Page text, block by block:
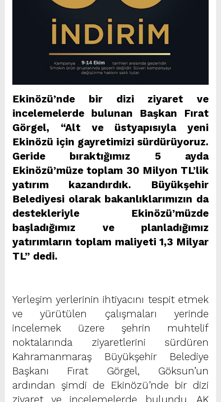
Ekinözü’nde bir dizi ziyaret ve
incelemelerde bulunan Başkan Fırat
Görgel, “Alt ve üstyapısıyla yeni
Ekinözü için gayretimizi sürdürüyoruz.
Geride bıraktığımız 5 ayda
Ekinözü’müze toplam 30 Milyon TL’lik
yatırım kazandırdık. Büyükşehir
Belediyesi olarak bakanlıklarımızın da
destekleriyle Ekinözü’müzde
başladığımız ve planladığımız
yatırımların toplam maliyeti 1,3 Milyar
TL” dedi.
Yerleşim yerlerinin ihtiyacını tespit etmek
ve yürütülen çalışmaları yerinde
incelemek üzere şehrin muhtelif
noktalarında ziyaretlerini sürdüren
Kahramanmaraş Büyükşehir Belediye
Başkanı Fırat Görgel, Göksun’un
ardından şimdi de Ekinözü’nde bir dizi
ziyaret ve incelemelerde bulundu. AK